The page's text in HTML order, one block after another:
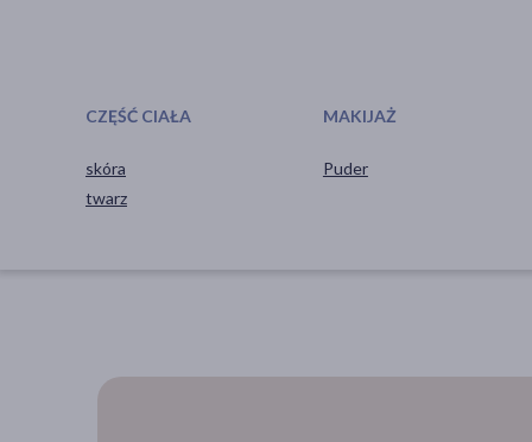
CZĘŚĆ CIAŁA
skóra
twarz
MAKIJAŻ
Puder